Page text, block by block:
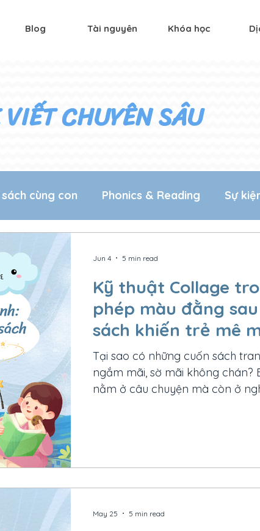
Blog Tài nguyên Khóa học
CHUYÊN SÂU
cùng con Phonics & Reading Sự
Kỹ thuật Collage
phép màu đằng
sách khiến trẻ mê
Tại sao có những cuốn sách
ngắm mãi, sờ mãi không chán?
nằm ở câu chuyện mà còn ở
hãy cùng khám phá vì sao
nên từ giấy, vải, ảnh chụp hay
Jun 4 5 min read
May 25 5 min read